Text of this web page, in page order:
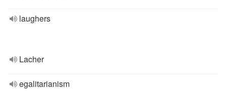
laughers
Lacher
egalitarianism